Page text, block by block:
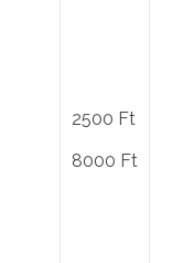
2500 Ft
8000 Ft